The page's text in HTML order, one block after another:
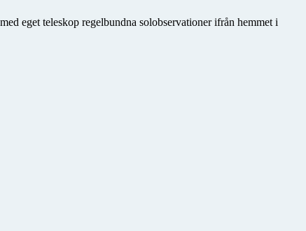
eget teleskop regelbundna solobservationer ifrån hemmet i